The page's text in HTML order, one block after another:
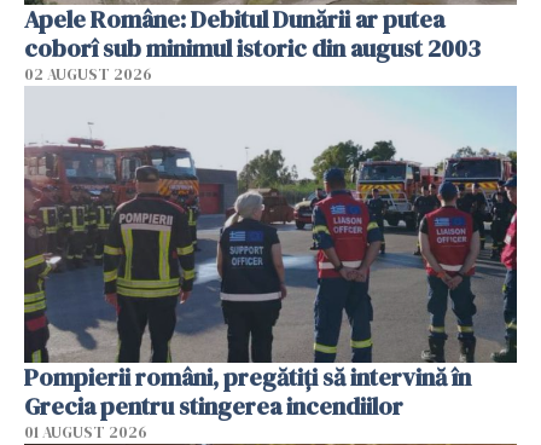
Apele Române: Debitul Dunării ar putea
coborî sub minimul istoric din august 2003
02 AUGUST 2026
Pompierii români, pregătiţi să intervină în
Grecia pentru stingerea incendiilor
01 AUGUST 2026